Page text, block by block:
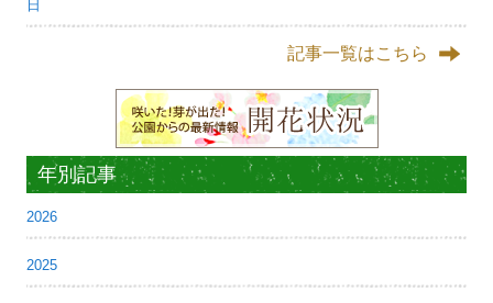
日
記事一覧はこちら
年別記事
2026
2025